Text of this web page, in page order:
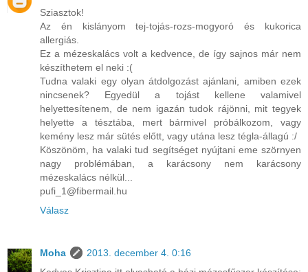
Sziasztok!
Az én kislányom tej-tojás-rozs-mogyoró és kukorica
allergiás.
Ez a mézeskalács volt a kedvence, de így sajnos már nem
készíthetem el neki :(
Tudna valaki egy olyan átdolgozást ajánlani, amiben ezek
nincsenek? Egyedül a tojást kellene valamivel
helyettesítenem, de nem igazán tudok rájönni, mit tegyek
helyette a tésztába, mert bármivel próbálkozom, vagy
kemény lesz már sütés előtt, vagy utána lesz tégla-állagú :/
Köszönöm, ha valaki tud segítséget nyújtani eme szörnyen
nagy problémában, a karácsony nem karácsony
mézeskalács nélkül...
pufi_1@fibermail.hu
Válasz
Moha
2013. december 4. 0:16